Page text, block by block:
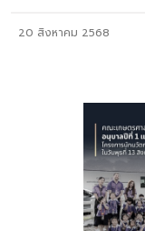
20 สิงหาคม 2568